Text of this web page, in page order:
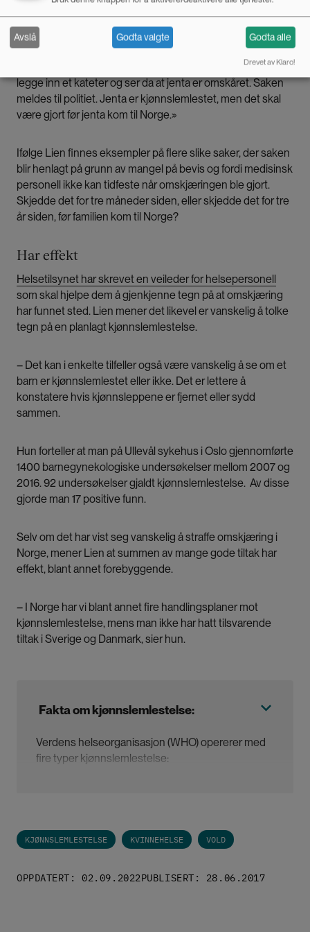
omskjæringer som har skjedd før familien flyttet til Norge,
faller ikke inn under norsk lov og kan derfor ikke straffes.
«En jente er innlagt på sykehus og en sykesøster skal
legge inn et kateter og ser da at jenta er omskåret. Saken
meldes til politiet. Jenta er kjønnslemlestet, men det skal
være gjort før jenta kom til Norge.»
Ifølge Lien finnes eksempler på flere slike saker, der saken
blir henlagt på grunn av mangel på bevis og fordi medisinsk
personell ikke kan tidfeste når omskjæringen ble gjort.
Skjedde det for tre måneder siden, eller skjedde det for tre
år siden, før familien kom til Norge?
Har effekt
Helsetilsynet har skrevet en veileder for helsepersonell
som skal hjelpe dem å gjenkjenne tegn på at omskjæring
har funnet sted. Lien mener det likevel er vanskelig å tolke
tegn på en planlagt kjønnslemlestelse.
– Det kan i enkelte tilfeller også være vanskelig å se om et
barn er kjønnslemlestet eller ikke. Det er lettere å
konstatere hvis kjønnsleppene er fjernet eller sydd
sammen.
Hun forteller at man på Ullevål sykehus i Oslo gjennomførte
1400 barnegynekologiske undersøkelser mellom 2007 og
2016. 92 undersøkelser gjaldt kjønnslemlestelse. Av disse
gjorde man 17 positive funn.
Selv om det har vist seg vanskelig å straffe omskjæring i
Norge, mener Lien at summen av mange gode tiltak har
effekt, blant annet forebyggende.
– I Norge har vi blant annet fire handlingsplaner mot
kjønnslemlestelse, mens man ikke har hatt tilsvarende
tiltak i Sverige og Danmark, sier hun.
Fakta om kjønnslemlestelse:
Verdens helseorganisasjon (WHO) opererer med
fire typer kjønnslemlestelse:
Type 2: Eksisjon: Delvis eller fullstendig fjerning av
klitoris og indre kjønnslepper, med eller uten
KJØNNSLEMLESTELSE KVINNEHELSE VOLD
OPPDATERT: 02.09.2022PUBLISERT: 28.06.2017
Avslå Godta valgte Godta alle
Drevet av Klaro!